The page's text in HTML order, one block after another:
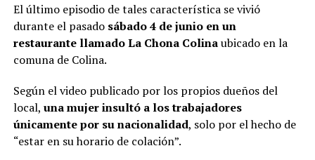
El último episodio de tales característica se vivió
durante el pasado sábado 4 de junio en un
restaurante llamado La Chona Colinaubicado en la
comuna de Colina.
Según el video publicado por los propios dueños del
local, una mujer insultó a los trabajadores
únicamente por su nacionalidad, solo por el hecho de
“estar en su horario de colación”.